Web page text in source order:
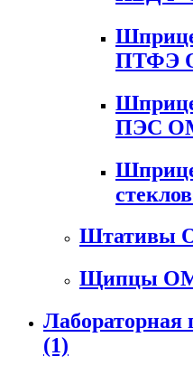
ПТФЭ
ПЭС
Штативы
Щипцы
Лабораторная
(1)